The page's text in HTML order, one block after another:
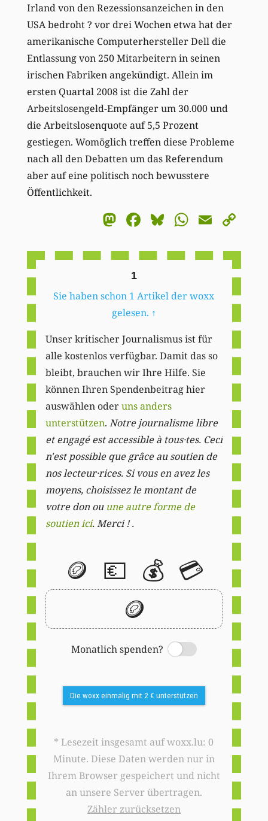
Irland von den Rezessionsanzeichen in den
USA bedroht ? vor drei Wochen etwa hat der
amerikanische Computerhersteller Dell die
Entlassung von 250 Mitarbeitern in seinen
irischen Fabriken angekündigt. Allein im
ersten Quartal 2008 ist die Zahl der
Arbeitslosengeld-Empfänger um 30.000 und
die Arbeitslosenquote auf 5,5 Prozent
gestiegen. Womöglich treffen diese Probleme
nach all den Debatten um das Referendum
aber auf eine politisch noch bewusstere
Öffentlichkeit.
Mastodon
Facebook
BlueskyEmail
1
Sie haben schon 1 Artikel der woxx
gelesen. ↑
Unser kritischer Journalismus ist für
alle kostenlos verfügbar. Damit das so
bleibt, brauchen wir Ihre Hilfe. Sie
können Ihren Spendenbeitrag hier
auswählen oderuns anders
unterstützen. Notre journalisme libre
et engagé est accessible à tous·tes. Ceci
n'est possible que grâce au soutien de
nos lecteur·rices. Si vous en avez les
moyens, choisissez le montant de
votre don ou une autre forme de
soutien ici. Merci ! .
🪙 💶 💰 💳
🪙
Monatlich spenden?
Switch
Die woxx einmalig mit 2 € unterstützen
* Lesezeit insgesamt auf woxx.lu: 0
Minute. Diese Daten werden nur in
Ihrem Browser gespeichert und nicht
an unsere Server übertragen.
Zähler zurücksetzen